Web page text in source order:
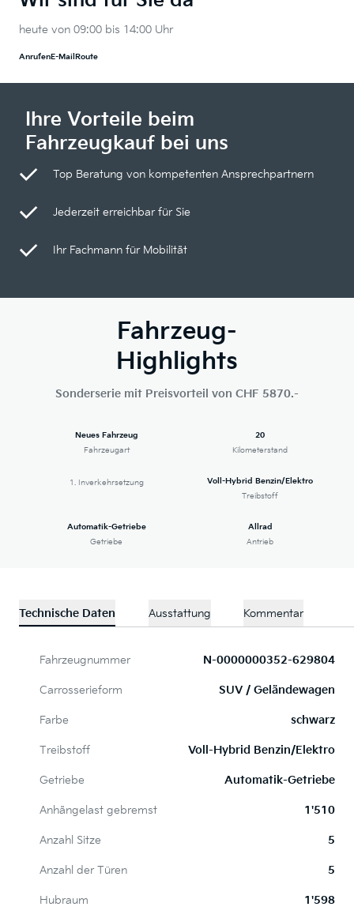
heute von 09:00 bis 14:00 Uhr
AnrufenE-Mail Route
Ihre Vorteile beim
Fahrzeugkauf bei uns
Top Beratung von kompetenten Ansprechpartnern
Jederzeit erreichbar für Sie
Ihr Fachmann für Mobilität
Fahrzeug-
Highlights
Sonderserie mit Preisvorteil von CHF 5870.-
Neues Fahrzeug
Fahrzeugart
20
Kilometerstand
1. Inverkehrsetzung
Voll-Hybrid Benzin/Elektro
Treibstoff
Automatik-Getriebe
Getriebe
Allrad
Antrieb
Technische Daten Ausstattung Kommentar
Fahrzeugnummer N-0000000352-629804
Carrosserieform SUV / Geländewagen
Farbe schwarz
Treibstoff Voll-Hybrid Benzin/Elektro
Getriebe Automatik-Getriebe
Anhängelast gebremst 1'510
Anzahl Sitze 5
Anzahl der Türen 5
Hubraum 1'598